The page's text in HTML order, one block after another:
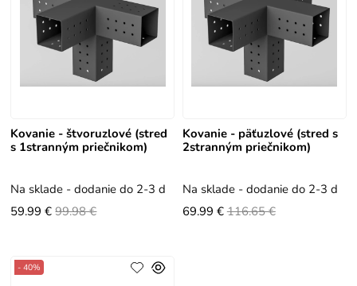
Kovanie - štvoruzlové (stred
s 1stranným priečnikom)
Na sklade - dodanie do 2-3 dní
59.99 € 99.98 €
Kovanie - päťuzlové (stred s
2stranným priečnikom)
Na sklade - dodanie do 2-3 dní
69.99 € 116.65 €
- 40%